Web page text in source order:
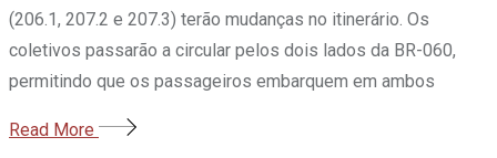
(206.1, 207.2 e 207.3) terão mudanças no itinerário. Os
coletivos passarão a circular pelos dois lados da BR-060,
permitindo que os passageiros embarquem em ambos
Read More